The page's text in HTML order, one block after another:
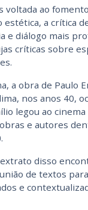
voltada ao
estética, a crítica
e diálogo mais
críticas sobre
a obra de Paulo
nos anos 40,
legou ao
e autores
disso
de textos
e